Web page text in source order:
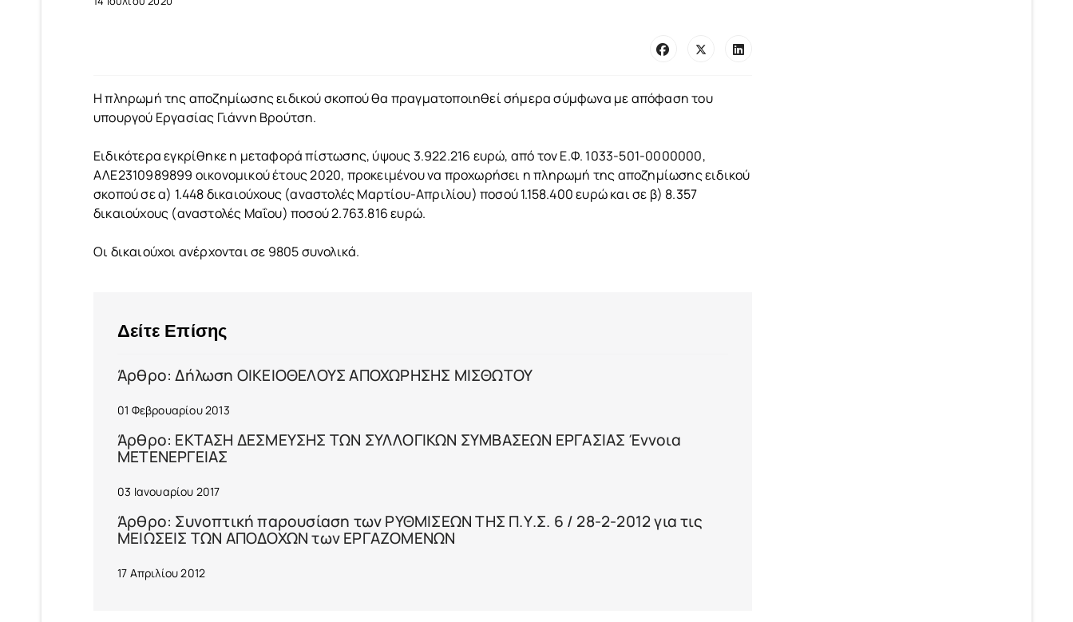
Η πληρωμή της αποζημίωσης ειδικού σκοπού θα πραγματοποιηθεί σήμερα σύμφωνα με απόφαση του
υπουργού Εργασίας Γιάννη Βρούτση.
Ειδικότερα εγκρίθηκε η μεταφορά πίστωσης, ύψους 3.922.216 ευρώ, από τον Ε.Φ. 1033-501-0000000,
ΑΛΕ2310989899 οικονομικού έτους 2020, προκειμένου να προχωρήσει η πληρωμή της αποζημίωσης ειδικού
σκοπού σε α) 1.448 δικαιούχους (αναστολές Μαρτίου-Απριλίου) ποσού 1.158.400 ευρώ και σε β) 8.357
δικαιούχους (αναστολές Μαΐου) ποσού 2.763.816 ευρώ.
Οι δικαιούχοι ανέρχονται σε 9805 συνολικά.
Δείτε Επίσης
Άρθρο: Δήλωση ΟΙΚΕΙΟΘΕΛΟΥΣ ΑΠΟΧΩΡΗΣΗΣ ΜΙΣΘΩΤΟΥ
01 Φεβρουαρίου 2013
Άρθρο: ΕΚΤΑΣΗ ΔΕΣΜΕΥΣΗΣ ΤΩΝ ΣΥΛΛΟΓΙΚΩΝ ΣΥΜΒΑΣΕΩΝ ΕΡΓΑΣΙΑΣ Έννοια
ΜΕΤΕΝΕΡΓΕΙΑΣ
03 Ιανουαρίου 2017
Άρθρο: Συνοπτική παρουσίαση των ΡΥΘΜΙΣΕΩΝ ΤΗΣ Π.Υ.Σ. 6 / 28-2-2012 για τις
ΜΕΙΩΣΕΙΣ ΤΩΝ ΑΠΟΔΟΧΩΝ των ΕΡΓΑΖΟΜΕΝΩΝ
17 Απριλίου 2012